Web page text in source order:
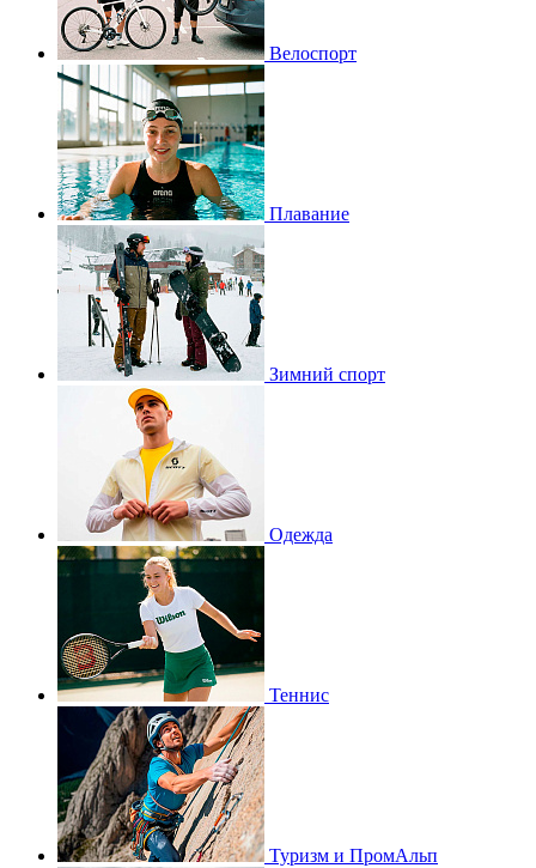
Велоспорт
Плавание
Зимний спорт
Одежда
Теннис
Туризм и ПромАльп